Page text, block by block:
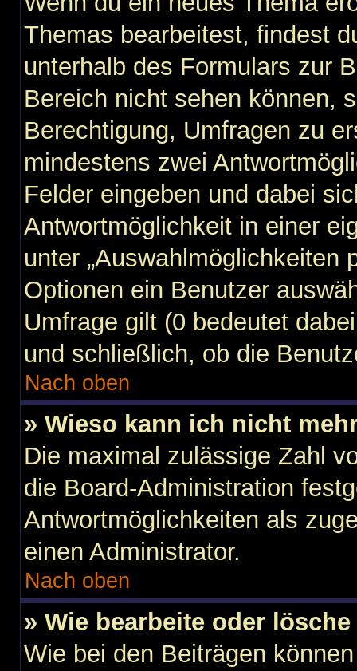
Themas bearbeitest, findest
unterhalb des Formulars zur
Bereich nicht sehen können,
Berechtigung, Umfragen zu
mindestens zwei
Felder eingeben und dabei
Antwortmöglichkeit in einer
unter „Auswahlmöglichkeiten
Optionen ein Benutzer
Umfrage gilt (0 bedeutet
und schließlich, ob die
Nach oben
» Wieso kann ich nicht
Die maximal zulässige Zahl
die Board-Administration
Antwortmöglichkeiten als
einen Administrator.
Nach oben
» Wie bearbeite oder
Wie bei den Beiträgen